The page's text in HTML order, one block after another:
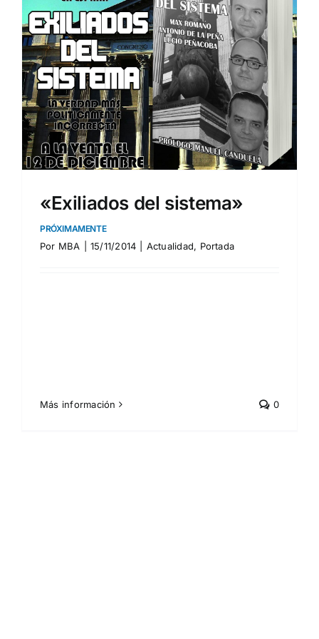
«Exiliados del sistema»
PRÓXIMAMENTE
Por MBA 15/11/2014 Actualidad, Portada
Más información 0